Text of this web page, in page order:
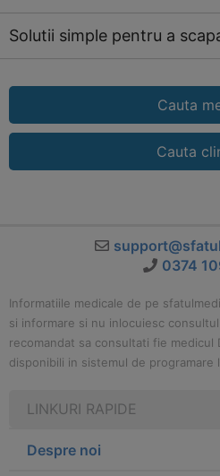
Solutii simple pentru a
Cauta
Cauta
0374
Informatiile medicale de pe
si informare si nu inlocuiesc
recomandat sa consultati fie medicul
disponibili in sistemul de programare
LINKURI RAPIDE
Despre noi